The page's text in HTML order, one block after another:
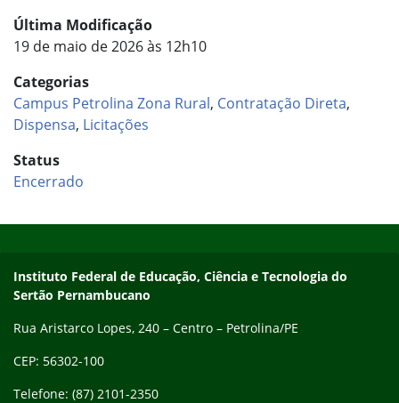
Última Modificação
19 de maio de 2026 às 12h10
Categorias
Campus Petrolina Zona Rural, Contratação Direta,
Dispensa, Licitações
Status
Encerrado
Endereço
Instituto Federal de Educação, Ciência e Tecnologia do
Sertão Pernambucano
Rua Aristarco Lopes, 240 – Centro – Petrolina/PE
CEP: 56302-100
Telefone: (87) 2101-2350